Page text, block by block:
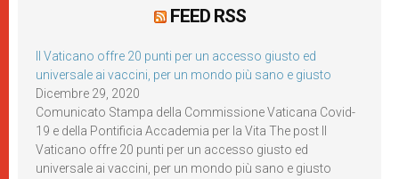
FEED RSS
Il Vaticano offre 20 punti per un accesso giusto ed
universale ai vaccini, per un mondo più sano e giusto
Dicembre 29, 2020
Comunicato Stampa della Commissione Vaticana Covid-
19 e della Pontificia Accademia per la Vita The post Il
Vaticano offre 20 punti per un accesso giusto ed
universale ai vaccini, per un mondo più sano e giusto